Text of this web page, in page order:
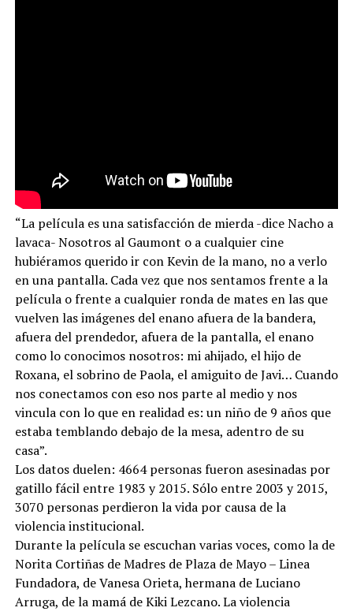
“La película es una satisfacción de mierda -dice Nacho a
lavaca- Nosotros al Gaumont o a cualquier cine
hubiéramos querido ir con Kevin de la mano, no a verlo
en una pantalla. Cada vez que nos sentamos frente a la
película o frente a cualquier ronda de mates en las que
vuelven las imágenes del enano afuera de la bandera,
afuera del prendedor, afuera de la pantalla, el enano
como lo conocimos nosotros: mi ahijado, el hijo de
Roxana, el sobrino de Paola, el amiguito de Javi… Cuando
nos conectamos con eso nos parte al medio y nos
vincula con lo que en realidad es: un niño de 9 años que
estaba temblando debajo de la mesa, adentro de su
casa”.
Los datos duelen: 4664 personas fueron asesinadas por
gatillo fácil entre 1983 y 2015. Sólo entre 2003 y 2015,
3070 personas perdieron la vida por causa de la
violencia institucional.
Durante la película se escuchan varias voces, como la de
Norita Cortiñas de Madres de Plaza de Mayo – Linea
Fundadora, de Vanesa Orieta, hermana de Luciano
Arruga, de la mamá de Kiki Lezcano. La violencia